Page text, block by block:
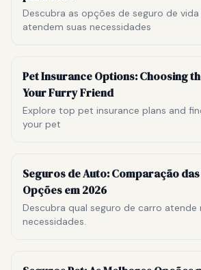
Descubra as opções de seguro de
atendem suas necessidades
Pet Insurance Options: Choosing
Your Furry Friend
Explore top pet insurance plans and
your pet
Seguros de Auto: Comparação
Opções em 2026
Descubra qual seguro de carro atende
necessidades.